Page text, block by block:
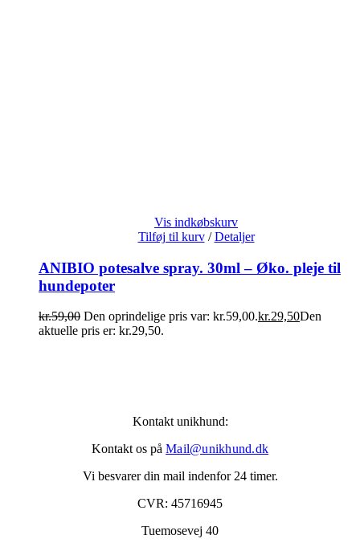
Vis indkøbskurv
Tilføj til kurv / Detaljer
ANIBIO potesalve spray. 30ml – Øko. pleje til
hundepoter
kr.59,00 Den oprindelige pris var: kr.59,00.kr.29,50Den
aktuelle pris er: kr.29,50.
Kontakt unikhund:
Kontakt os på Mail@unikhund.dk
Vi besvarer din mail indenfor 24 timer.
CVR: 45716945
Tuemosevej 40